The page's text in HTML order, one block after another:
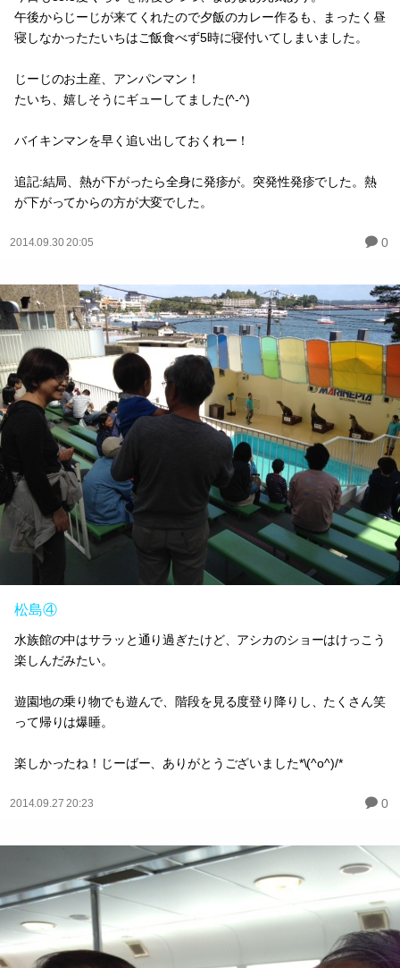
午後からじーじが来てくれたので夕飯のカレー作るも、まったく昼
寝しなかったたいちはご飯食べず5時に寝付いてしまいました。
じーじのお土産、アンパンマン！
たいち、嬉しそうにギューしてました(^-^)
バイキンマンを早く追い出しておくれー！
追記:結局、熱が下がったら全身に発疹が。突発性発疹でした。熱
が下がってからの方が大変でした。
2014.09.30 20:05 0
松島④
水族館の中はサラッと通り過ぎたけど、アシカのショーはけっこう
楽しんだみたい。
遊園地の乗り物でも遊んで、階段を見る度登り降りし、たくさん笑
って帰りは爆睡。
楽しかったね！じーばー、ありがとうございました*\(^o^)/*
2014.09.27 20:23 0